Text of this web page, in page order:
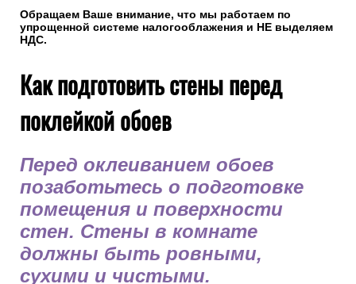
Обращаем Ваше внимание, что мы работаем по
упрощенной системе налогооблажения и НЕ выделяем
НДС.
Как подготовить стены перед
поклейкой обоев
Перед оклеиванием обоев
позаботьтесь о подготовке
помещения и поверхности
стен. Стены в комнате
должны быть ровными,
сухими и чистыми.